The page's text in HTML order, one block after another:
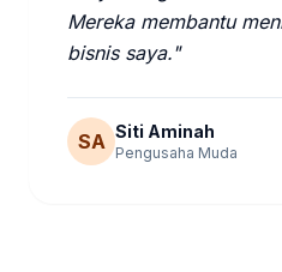
Mereka membantu
bisnis saya."
SA Siti Aminah
Pengusaha Muda